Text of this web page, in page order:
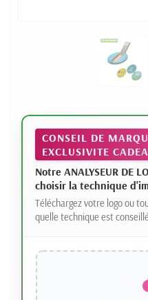
CONSEIL DE
EXCLUSIVITE
Notre ANALYSEUR DE
choisir la technique
Téléchargez votre logo ou
quelle technique est